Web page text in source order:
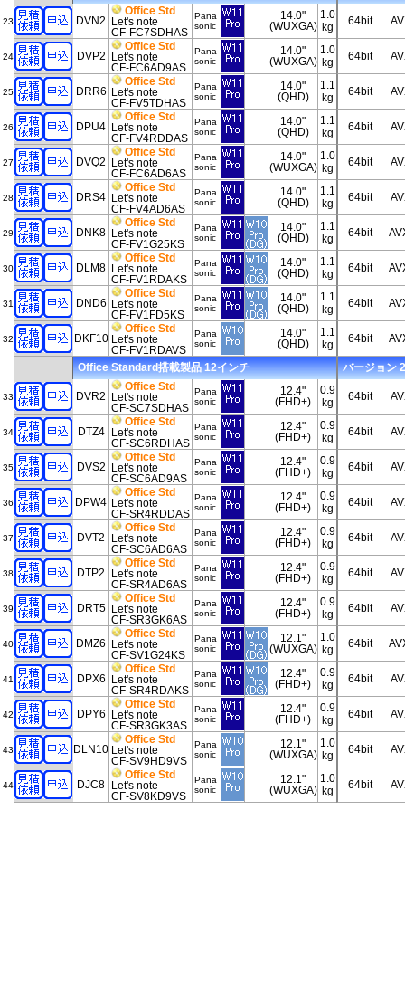
23 DVN2
Office Std
Let's note
CF-FC7SDHAS
Pana
sonic
14.0"
(WUXGA)
1.0
kg
64bit
24 DVP2
Office Std
Let's note
CF-FC6AD9AS
Pana
sonic
14.0"
(WUXGA)
1.0
kg
64bit
25 DRR6
Office Std
Let's note
CF-FV5TDHAS
Pana
sonic
14.0"
(QHD)
1.1
kg
64bit
26 DPU4
Office Std
Let's note
CF-FV4RDDAS
Pana
sonic
14.0"
(QHD)
1.1
kg
64bit
27 DVQ2
Office Std
Let's note
CF-FC6AD6AS
Pana
sonic
14.0"
(WUXGA)
1.0
kg
64bit
28 DRS4
Office Std
Let's note
CF-FV4AD6AS
Pana
sonic
14.0"
(QHD)
1.1
kg
64bit
29 DNK8
Office Std
Let's note
CF-FV1G25KS
Pana
sonic
14.0"
(QHD)
1.1
kg
64bit
30 DLM8
Office Std
Let's note
CF-FV1RDAKS
Pana
sonic
14.0"
(QHD)
1.1
kg
64bit
31 DND6
Office Std
Let's note
CF-FV1FD5KS
Pana
sonic
14.0"
(QHD)
1.1
kg
64bit
32 DKF10
Office Std
Let's note
CF-FV1RDAVS
Pana
sonic
14.0"
(QHD)
1.1
kg
64bit
Office Standard搭載製品 12インチ バージョン
33 DVR2
Office Std
Let's note
CF-SC7SDHAS
Pana
sonic
12.4"
(FHD+)
0.9
kg
64bit
34 DTZ4
Office Std
Let's note
CF-SC6RDHAS
Pana
sonic
12.4"
(FHD+)
0.9
kg
64bit
35 DVS2
Office Std
Let's note
CF-SC6AD9AS
Pana
sonic
12.4"
(FHD+)
0.9
kg
64bit
36 DPW4
Office Std
Let's note
CF-SR4RDDAS
Pana
sonic
12.4"
(FHD+)
0.9
kg
64bit
37 DVT2
Office Std
Let's note
CF-SC6AD6AS
Pana
sonic
12.4"
(FHD+)
0.9
kg
64bit
38 DTP2
Office Std
Let's note
CF-SR4AD6AS
Pana
sonic
12.4"
(FHD+)
0.9
kg
64bit
39 DRT5
Office Std
Let's note
CF-SR3GK6AS
Pana
sonic
12.4"
(FHD+)
0.9
kg
64bit
40 DMZ6
Office Std
Let's note
CF-SV1G24KS
Pana
sonic
12.1"
(WUXGA)
1.0
kg
64bit
41 DPX6
Office Std
Let's note
CF-SR4RDAKS
Pana
sonic
12.4"
(FHD+)
0.9
kg
64bit
42 DPY6
Office Std
Let's note
CF-SR3GK3AS
Pana
sonic
12.4"
(FHD+)
0.9
kg
64bit
43 DLN10
Office Std
Let's note
CF-SV9HD9VS
Pana
sonic
12.1"
(WUXGA)
1.0
kg
64bit
44 DJC8
Office Std
Let's note
CF-SV8KD9VS
Pana
sonic
12.1"
(WUXGA)
1.0
kg
64bit